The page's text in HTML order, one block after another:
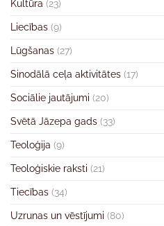
Kultūra (23)
Liecības (9)
Lūgšanas (27)
Sinodālā ceļa aktivitātes (17)
Sociālie jautājumi (20)
Svētā Jāzepa gads (33)
Teoloģija (9)
Teoloģiskie raksti (21)
Tiecības (34)
Uzrunas un vēstījumi (80)